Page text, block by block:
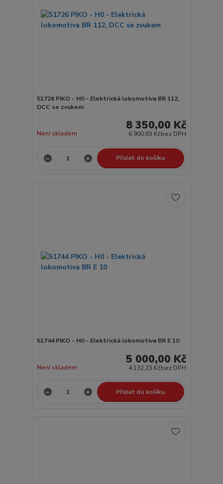
51726 PIKO - H0 - Elektrická lokomotiva BR 112,
DCC se zvukem
8 350,00 Kč
6 900,83 Kčbez DPH
Není skladem
Přidat do košíku
51744 PIKO - H0 - Elektrická lokomotiva BR E 10
5 000,00 Kč
4 132,23 Kčbez DPH
Není skladem
Přidat do košíku